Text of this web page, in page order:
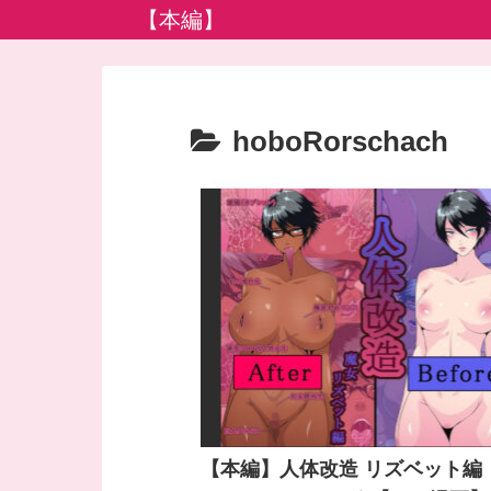
【本編】
hoboRorschach
【本編】人体改造 リズベット編